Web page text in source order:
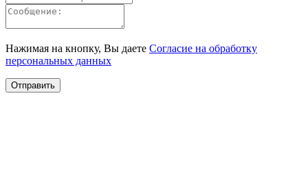
Нажимая на кнопку, Вы даете Согласие на обработку
персональных данных